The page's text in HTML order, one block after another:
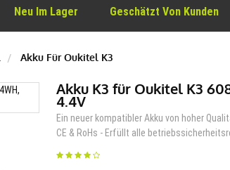
Neu Im Lager Geschätzt Von Kunden
Akku Für Oukitel K3
Akku K3 für Oukitel K3
4.4V
Ein neuer kompatibler Akku von hoher
CE & RoHs - Erfüllt alle